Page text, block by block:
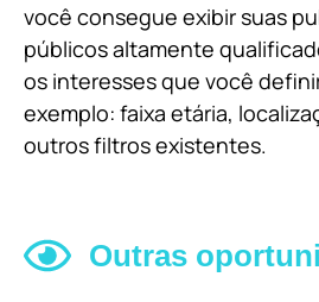
você consegue exibir suas
públicos altamente
os interesses que você
exemplo: faixa etária,
outros filtros existentes.
Outras